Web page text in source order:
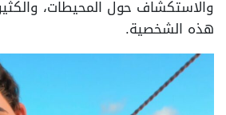
والاستكشاف حول المحيطات،
هذه الشخصية.